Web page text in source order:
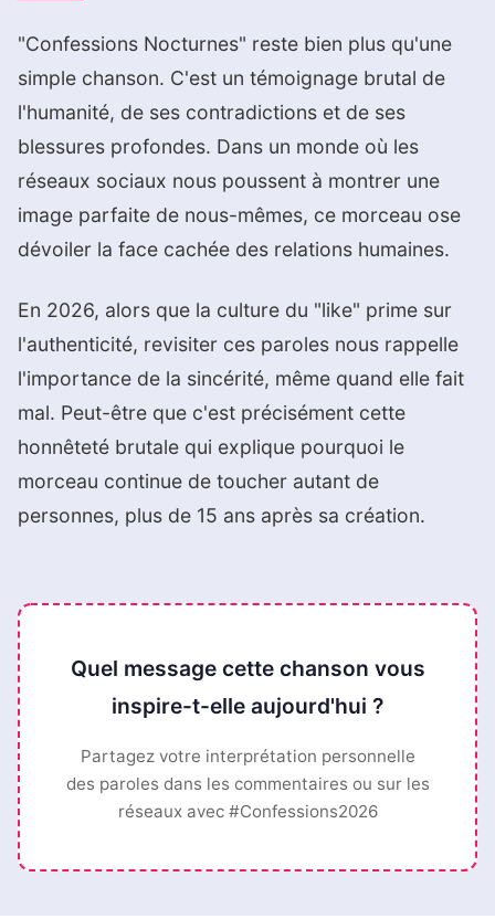
"Confessions Nocturnes" reste bien plus qu'une
simple chanson. C'est un témoignage brutal de
l'humanité, de ses contradictions et de ses
blessures profondes. Dans un monde où les
réseaux sociaux nous poussent à montrer une
image parfaite de nous-mêmes, ce morceau ose
dévoiler la face cachée des relations humaines.
En 2026, alors que la culture du "like" prime sur
l'authenticité, revisiter ces paroles nous rappelle
l'importance de la sincérité, même quand elle fait
mal. Peut-être que c'est précisément cette
honnêteté brutale qui explique pourquoi le
morceau continue de toucher autant de
personnes, plus de 15 ans après sa création.
Quel message cette chanson vous
inspire-t-elle aujourd'hui ?
Partagez votre interprétation personnelle
des paroles dans les commentaires ou sur les
réseaux avec #Confessions2026